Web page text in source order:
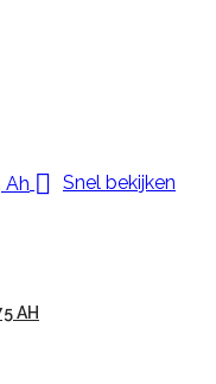
 Snel bekijken
AH